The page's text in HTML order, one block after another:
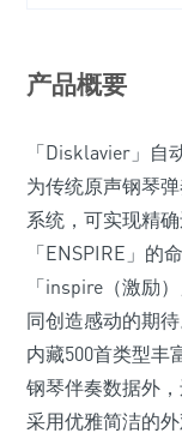
产品概要
「Disklavier」自
为传统原声钢琴
系统，可实现精
「ENSPIRE」的
「inspire（激励
同创造感动的期待
内藏500首类型丰
钢琴伴奏数据外
采用优雅简洁的